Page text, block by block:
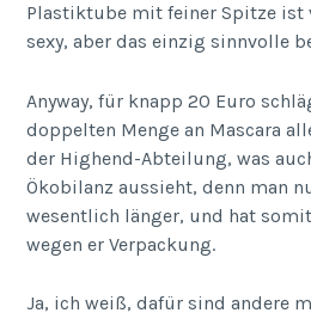
Plastiktube mit feiner Spitze ist
sexy, aber das einzig sinnvolle
Anyway, für knapp 20 Euro
doppelten Menge an Mascara
der Highend-Abteilung, was
Ökobilanz aussieht, denn man
wesentlich länger, und hat
wegen er Verpackung.
Ja, ich weiß, dafür sind andere